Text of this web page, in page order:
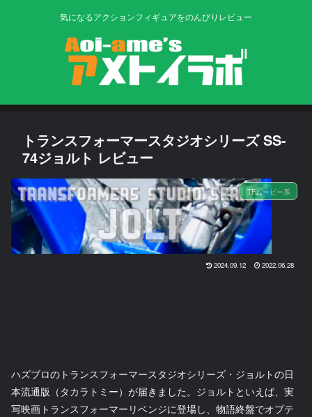
気になるアクションフィギュアをのんびりレビュー
トランスフォーマースタジオシリーズ SS-
74ジョルト レビュー
TFムービー系
2024.09.12 2022.06.28
ハズブロのトランスフォーマースタジオシリーズ・ジョルトの日
本流通版（タカラトミー）が届きました。ジョルトといえば、実
写映画トランスフォーマーリベンジに登場し、物語終盤でオプテ